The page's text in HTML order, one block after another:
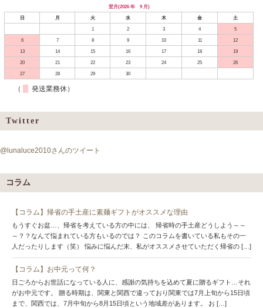
翌月(2026 年 9 月)
日
月 火 水 木 金
土
1
2 3 4
5
6
7 8 9 10 11
12
13
14 15 16 17 18
19
20
21 22 23 24 25
26
27
28 29 30
（ 発送業務休）
Twitter
@lunaluce2010さんのツイート
コラム
【コラム】帰省の手土産に素麺ギフトがオススメな理由
もうすぐお盆…、帰省を考えている方の中には、 帰省時の手土産どうしよう～～
～？？なんて悩まれている方もいるのでは？ このコラムを書いている私もその一
人だったりします（笑） 悩みに悩んだ末、私がオススメさせていただく帰省の […]
【コラム】お中元って何？
日ごろからお世話になっている人に、感謝の気持ちを込めて夏に贈るギフト…それ
がお中元です。 贈る時期は、関東と関西で違っており関東では7月上旬から15日頃
まで、関西では、7月中旬から8月15日頃という地域差があります。 お […]